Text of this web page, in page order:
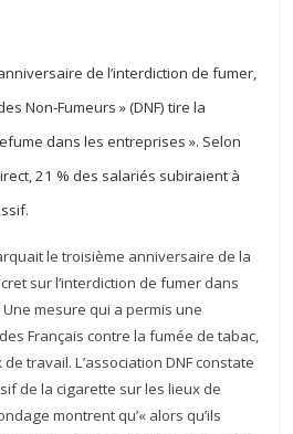
de l’interdiction de fumer,
Non-Fumeurs » (DNF) tire la
dans les entreprises ». Selon
21 % des salariés subiraient à
le troisième anniversaire de la
sur l’interdiction de fumer dans
mesure qui a permis une
Français contre la fumée de tabac,
travail. L’association DNF constate
de la cigarette sur les lieux de
montrent qu’« alors qu’ils